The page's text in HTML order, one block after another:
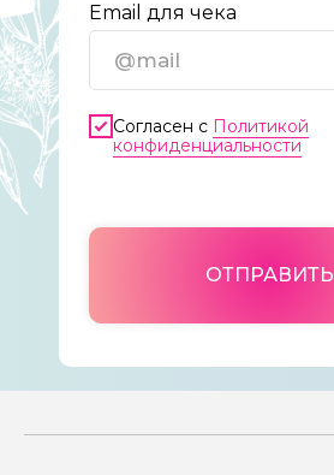
Email для чека
Согласен с Политикой
конфиденциальности
ОТПРАВИТЬ